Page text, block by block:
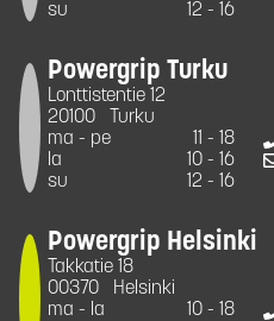
su
12 - 16
Powergrip Turku
Lonttistentie 12
20100
Turku
ma - pe
11 - 18
la
10 - 16
su
12 - 16
Powergrip Helsinki
Takkatie 18
00370
Helsinki
ma - la
10 - 18